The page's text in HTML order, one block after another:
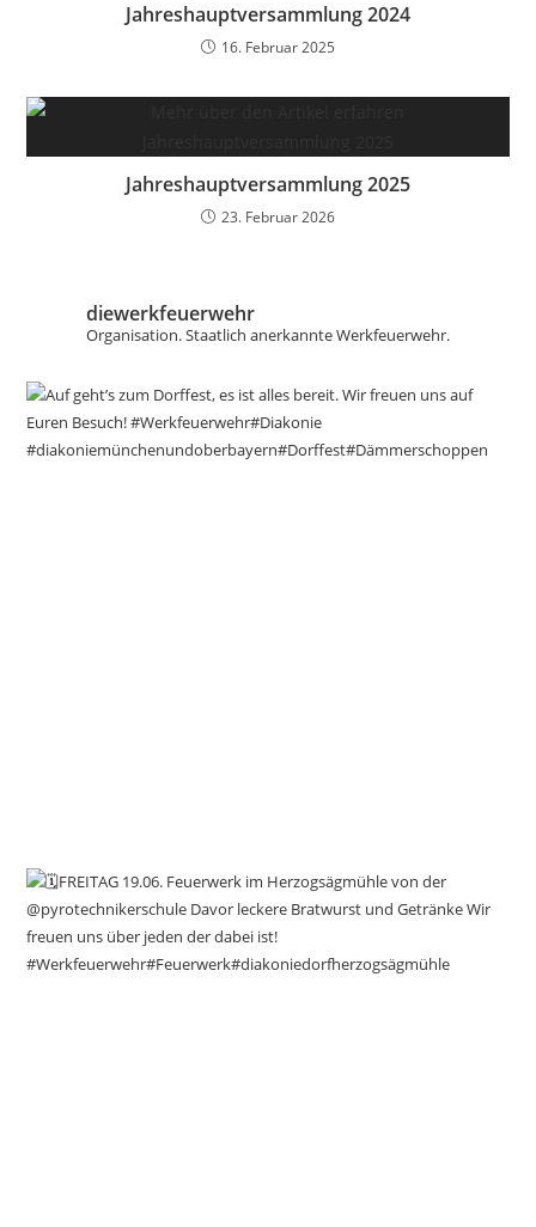
Jahreshauptversammlung 2024
16. Februar 2025
Jahreshauptversammlung 2025
23. Februar 2026
diewerkfeuerwehr
Organisation.Staatlich anerkannte Werkfeuerwehr.